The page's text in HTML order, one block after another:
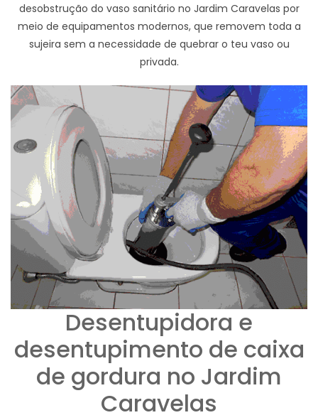
desobstrução do vaso sanitário no Jardim Caravelas por
meio de equipamentos modernos, que removem toda a
sujeira sem a necessidade de quebrar o teu vaso ou
privada.
Desentupidora e
desentupimento de caixa
de gordura no Jardim
Caravelas